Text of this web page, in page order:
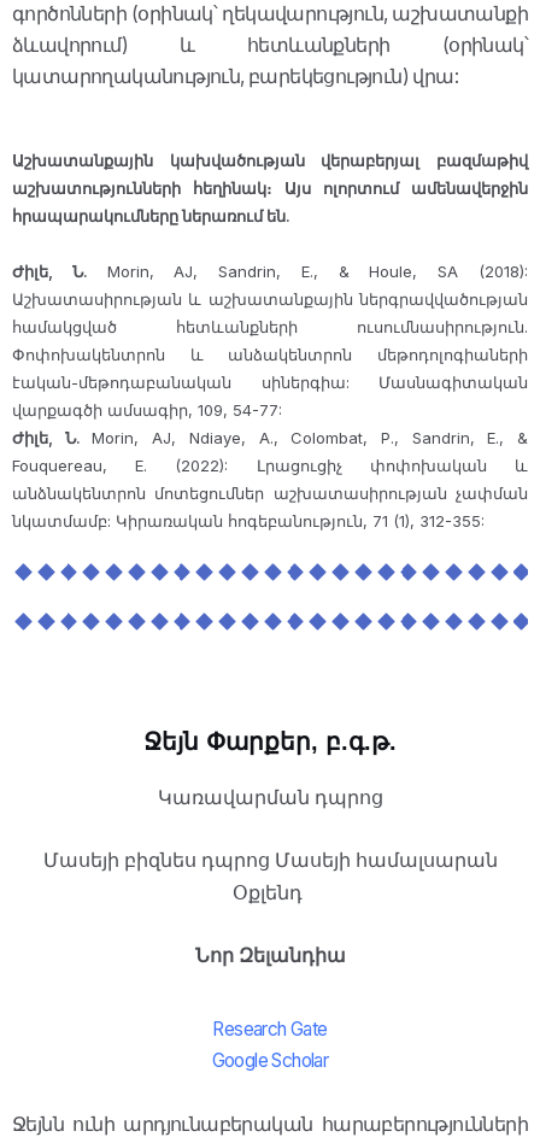
գործոնների (օրինակ՝ ղեկավարություն, աշխատանքի
ձևավորում) և հետևանքների (օրինակ՝
կատարողականություն, բարեկեցություն) վրա:
Աշխատանքային կախվածության վերաբերյալ բազմաթիվ
աշխատությունների հեղինակ։ Այս ոլորտում ամենավերջին
հրապարակումները ներառում են.
Ժիլե, Ն. Morin, AJ, Sandrin, E., & Houle, SA (2018):
Աշխատասիրության և աշխատանքային ներգրավվածության
համակցված հետևանքների ուսումնասիրություն.
Փոփոխակենտրոն և անձակենտրոն մեթոդոլոգիաների
էական-մեթոդաբանական սիներգիա: Մասնագիտական
վարքագծի ամսագիր, 109, 54-77:
Ժիլե, Ն.Morin, AJ, Ndiaye, A., Colombat, P., Sandrin, E., &
Fouquereau, E. (2022): Լրացուցիչ փոփոխական և
անձնակենտրոն մոտեցումներ աշխատասիրության չափման
նկատմամբ: Կիրառական հոգեբանություն, 71 (1), 312-355:
Ջեյն Փարքեր, բ.գ.թ.
Կառավարման դպրոց
Մասեյի բիզնես դպրոց Մասեյի համալսարան
Օքլենդ
Նոր Զելանդիա
Research Gate
Google Scholar
Ջեյնն ունի արդյունաբերական հարաբերությունների